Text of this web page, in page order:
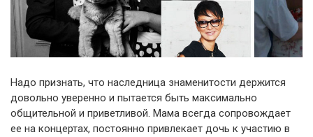
Надо признать, что наследница знаменитости держится
довольно уверенно и пытается быть максимально
общительной и приветливой. Мама всегда сопровождает
ее на концертах, постоянно привлекает дочь к участию в